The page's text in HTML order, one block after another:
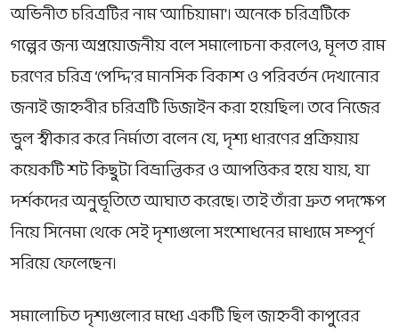
অভিনীত চরিত্রটির নাম ‘আচিয়ামা’। অনেকে চরিত্রটিকে
গল্পের জন্য অপ্রয়োজনীয় বলে সমালোচনা করলেও, মূলত রাম
চরণের চরিত্র ‘পেদ্দি’র মানসিক বিকাশ ও পরিবর্তন দেখানোর
জন্যই জাহ্নবীর চরিত্রটি ডিজাইন করা হয়েছিল। তবে নিজের
ভুল স্বীকার করে নির্মাতা বলেন যে, দৃশ্য ধারণের প্রক্রিয়ায়
কয়েকটি শট কিছুটা বিভ্রান্তিকর ও আপত্তিকর হয়ে যায়, যা
দর্শকদের অনুভূতিতে আঘাত করেছে। তাই তাঁরা দ্রুত পদক্ষেপ
নিয়ে সিনেমা থেকে সেই দৃশ্যগুলো সংশোধনের মাধ্যমে সম্পূর্ণ
সরিয়ে ফেলেছেন।
সমালোচিত দৃশ্যগুলোর মধ্যে একটি ছিল জাহ্নবী কাপুরের